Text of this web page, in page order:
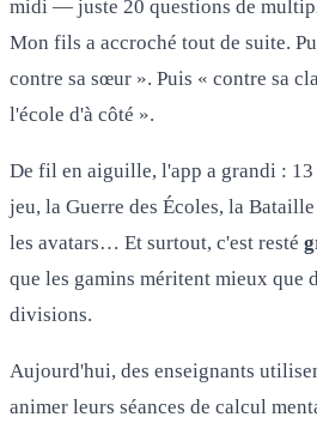
midi — juste 20 questions de
Mon fils a accroché tout de suite.
contre sa sœur ». Puis « contre sa
l'école d'à côté ».
De fil en aiguille, l'app a grandi : 13
jeu, la Guerre des Écoles, la Bataille
les avatars… Et surtout, c'est resté
que les gamins méritent mieux que
divisions.
Aujourd'hui, des enseignants
animer leurs séances de calcul